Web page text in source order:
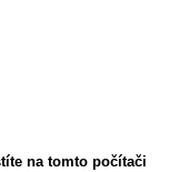
na tomto počítači